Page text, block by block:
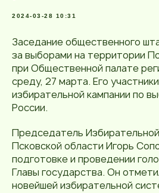
2024-03-28 10:31
Заседание общественного
за выборами на территории
при Общественной палате
среду, 27 марта. Его
избирательной кампании по
России.
Председатель
Псковской области Игорь
подготовке и проведении
Главы государства. Он
новейшей избирательной